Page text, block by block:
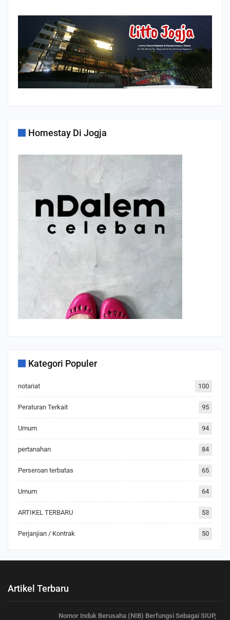
Homestay Di Jogja
Kategori Populer
notariat 100
Peraturan Terkait 95
Umum 94
pertanahan 84
Perseroan terbatas 65
Umum 64
ARTIKEL TERBARU 53
Perjanjian / Kontrak 50
Artikel Terbaru
Nomor Induk Berusaha (NIB) Berfungsi Sebagai SIUP,